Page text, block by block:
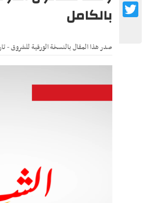
بالكامل
صدر هذا المقال بالنسخة الورقية للشروق - تاريخ
Twitter